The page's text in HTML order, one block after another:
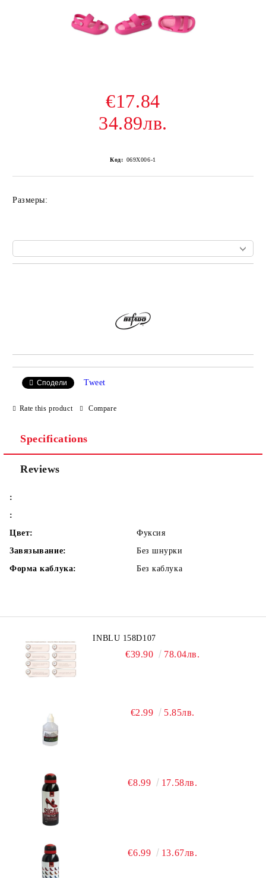
€17.84
34.89лв.
Код: 069X006-1
Размеры:
Сподели Tweet
Rate this product Compare
Specifications
Reviews
:
:
Цвет:
Фуксия
Завязывание:
Без шнурки
Форма каблука:
Без каблука
INBLU 158D107
€39.90 78.04лв.
€2.99 5.85лв.
€8.99 17.58лв.
€6.99 13.67лв.